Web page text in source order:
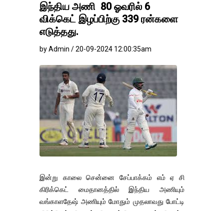
இந்திய அணி 80 ஓவரில் 6
விக்கெட் இழப்பிற்கு 339 ரன்களை
எடுத்தது.
by Admin / 20-09-2024 12:00:35am
இன்று காலை சென்னை சேப்பாக்கம் எம் ஏ சி
கிரிக்கெட் மைதானத்தில் இந்திய அணியும்
வங்காளதேஷ் அணியும் மோதும் முதலாவது போட்டி